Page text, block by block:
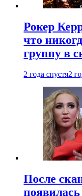
Рокер
что
группу в
2 года спустя2
После